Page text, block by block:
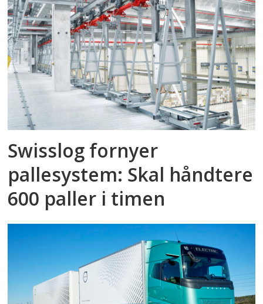
Swisslog fornyer
pallesystem: Skal håndtere
600 paller i timen